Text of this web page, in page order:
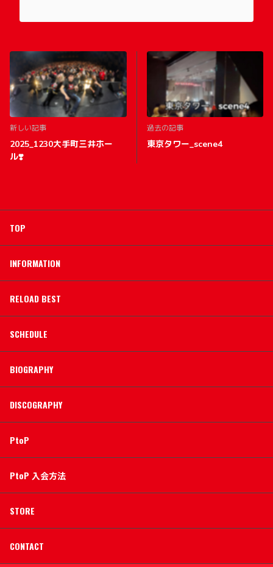
新しい記事
2025_1230大手町三井ホー
ル❣️
過去の記事
東京タワー_scene4
TOP
INFORMATION
RELOAD BEST
SCHEDULE
BIOGRAPHY
DISCOGRAPHY
PtoP
PtoP 入会方法
STORE
CONTACT